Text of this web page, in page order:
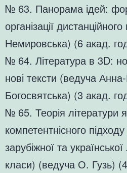
№ 63. Панорама ідей:
організації
Немировська) (6 акад.
№ 64. Література в 3D:
нові тексти (ведуча
Богосвятська) (3 акад.
№ 65. Теорія літератури
компетентнісного
зарубіжної та
класи) (ведуча О. Гузь)